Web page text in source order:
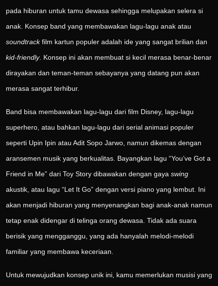
pada hiburan untuk tamu dewasa sehingga melupakan selera si
anak. Konsep band yang membawakan lagu-lagu anak atau
soundtrackfilm kartun populer adalah ide yang sangat brilian dan
kid-friendly. Konsep ini akan membuat si kecil merasa benar-benar
dirayakan dan teman-teman sebayanya yang datang pun akan
merasa sangat terhibur.
Band bisa membawakan lagu-lagu dari film Disney, lagu-lagu
superhero, atau bahkan lagu-lagu dari serial animasi populer
seperti Upin Ipin atau Adit Sopo Jarwo, namun dikemas dengan
aransemen musik yang berkualitas. Bayangkan lagu “You’ve Got a
Friend in Me” dari Toy Story dibawakan dengan gaya swing
akustik, atau lagu “Let It Go” dengan versi piano yang lembut. Ini
akan menjadi hiburan yang menyenangkan bagi anak-anak namun
tetap enak didengar di telinga orang dewasa. Tidak ada suara
berisik yang mengganggu, yang ada hanyalah melodi-melodi
familiar yang membawa keceriaan.
Untuk mewujudkan konsep unik ini, kamu memerlukan musisi yang